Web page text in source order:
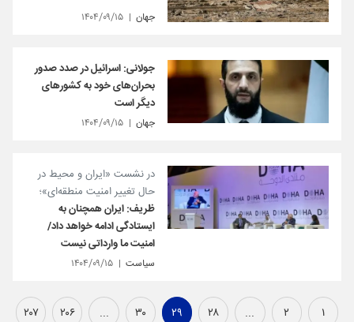
جهان ۱۴۰۴/۰۹/۱۵
جولانی: اسرائیل در صدد صدور
بحران‌های خود به کشورهای
دیگر است
جهان ۱۴۰۴/۰۹/۱۵
در نشست «ایران و محیط در
حال تغییر امنیت منطقه‌ای»؛
ظریف: ایران همچنان به
ایستادگی ادامه خواهد داد/
امنیت ما وارداتی نیست
سیاست ۱۴۰۴/۰۹/۱۵
۱ ۲ ... ۲۸ ۲۹ ۳۰ ... ۲۰۶ ۲۰۷